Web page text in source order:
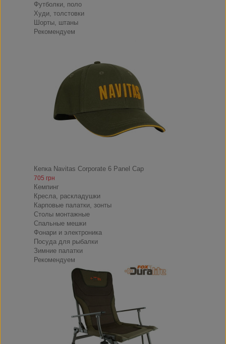
Футболки, поло
Худи, толстовки
Шорты, штаны
Рекомендуем
Кепка Navitas Corporate 6 Panel Cap
705 грн
Кемпинг
Кресла, раскладушки
Карповые палатки, зонты
Столы монтажные
Спальные мешки
Фонари и электроника
Посуда для рыбалки
Зимние палатки
Рекомендуем